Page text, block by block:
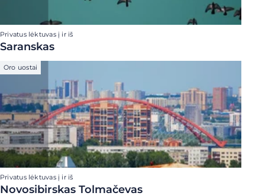
Privatus lėktuvas į ir iš
Saranskas
Oro uostai
Privatus lėktuvas į ir iš
Novosibirskas Tolmačevas